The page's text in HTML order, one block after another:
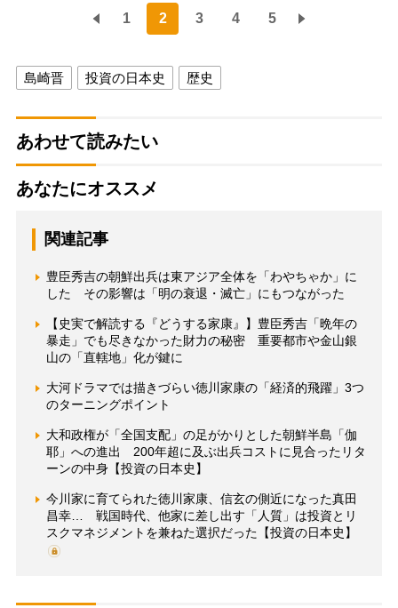
1 2 3 4 5
島崎晋 投資の日本史 歴史
あわせて読みたい
あなたにオススメ
関連記事
豊臣秀吉の朝鮮出兵は東アジア全体を「わやちゃか」に
した その影響は「明の衰退・滅亡」にもつながった
【史実で解読する『どうする家康』】豊臣秀吉「晩年の
暴走」でも尽きなかった財力の秘密 重要都市や金山銀
山の「直轄地」化が鍵に
大河ドラマでは描きづらい徳川家康の「経済的飛躍」3つ
のターニングポイント
大和政権が「全国支配」の足がかりとした朝鮮半島「伽
耶」への進出 200年超に及ぶ出兵コストに見合ったリタ
ーンの中身【投資の日本史】
今川家に育てられた徳川家康、信玄の側近になった真田
昌幸… 戦国時代、他家に差し出す「人質」は投資とリ
スクマネジメントを兼ねた選択だった【投資の日本史】